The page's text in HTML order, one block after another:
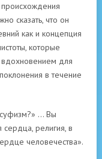
происхождения
сказать, что он
как и концепция
которые
для
в течение
суфизм?» … Вы
религия, в
человечества».